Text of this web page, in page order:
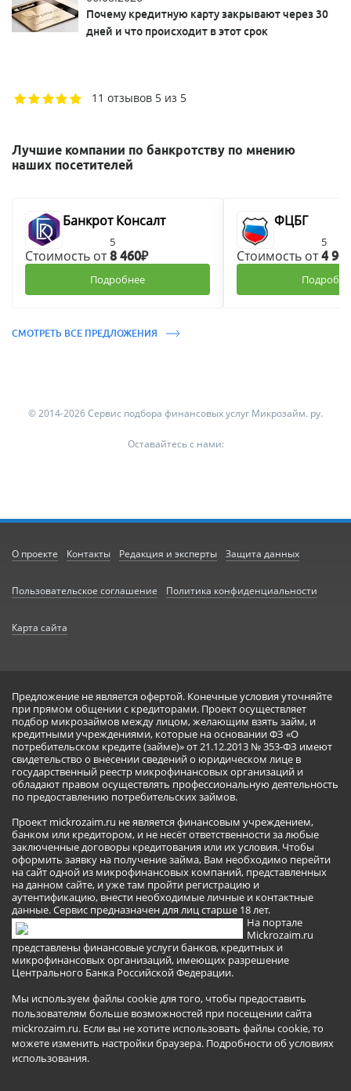
Почему кредитную карту закрывают через 30
дней и что происходит в этот срок
11 отзывов 5 из 5
Лучшие компании по банкротству по мнению
наших посетителей
Банкрот Консалт
5
Стоимость от8 460₽
Подробнее
ФЦБГ
5
Стоимость от4
СМОТРЕТЬ ВСЕ ПРЕДЛОЖЕНИЯ
© 2014-2026 Сервис подбора финансовых услуг Микрозайм. ру.
Оставайтесь с нами:
О проекте Контакты Редакция и эксперты Защита данных
Пользовательское соглашение Политика конфиденциальности
Карта сайта
Предложение не является офертой. Конечные условия уточняйте
при прямом общении с кредиторами. Проект осуществляет
подбор микрозаймов между лицом, желающим взять займ, и
кредитными учреждениями, которые на основании ФЗ «О
потребительском кредите (займе)» от 21.12.2013 № 353-ФЗ имеют
свидетельство о внесении сведений о юридическом лице в
государственный реестр микрофинансовых организаций и
обладают правом осуществлять профессиональную деятельность
по предоставлению потребительских займов.
Проект mickrozaim.ru не является финансовым учреждением,
банком или кредитором, и не несёт ответственности за любые
заключенные договоры кредитования или их условия. Чтобы
оформить заявку на получение займа, Вам необходимо перейти
на сайт одной из микрофинансовых компаний, представленных
на данном сайте, и уже там пройти регистрацию и
аутентификацию, внести необходимые личные и контактные
данные. Сервис предназначен для лиц старше 18 лет.
На портале
Mickrozaim.ru
представлены финансовые услуги банков, кредитных и
микрофинансовых организаций, имеющих разрешение
Центрального Банка Российской Федерации.
Мы используем файлы cookie для того, чтобы предоставить
пользователям больше возможностей при посещении сайта
mickrozaim.ru. Если вы не хотите использовать файлы cookie, то
можете изменить настройки браузера. Подробности об условиях
использования.